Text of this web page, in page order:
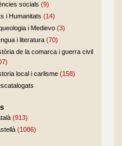
socials (9)
i Humanitats (14)
i Medievo (3)
i literatura (70)
de la comarca i guerra civil
local i carlisme (158)
(913)
(1086)